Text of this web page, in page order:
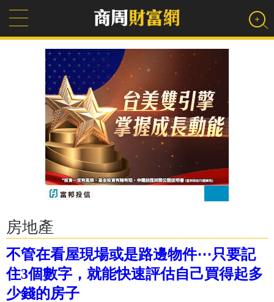
房地產
不管在看屋現場或是路邊物件⋯只要記
住3個數字，就能快速評估自己買得起多
少錢的房子